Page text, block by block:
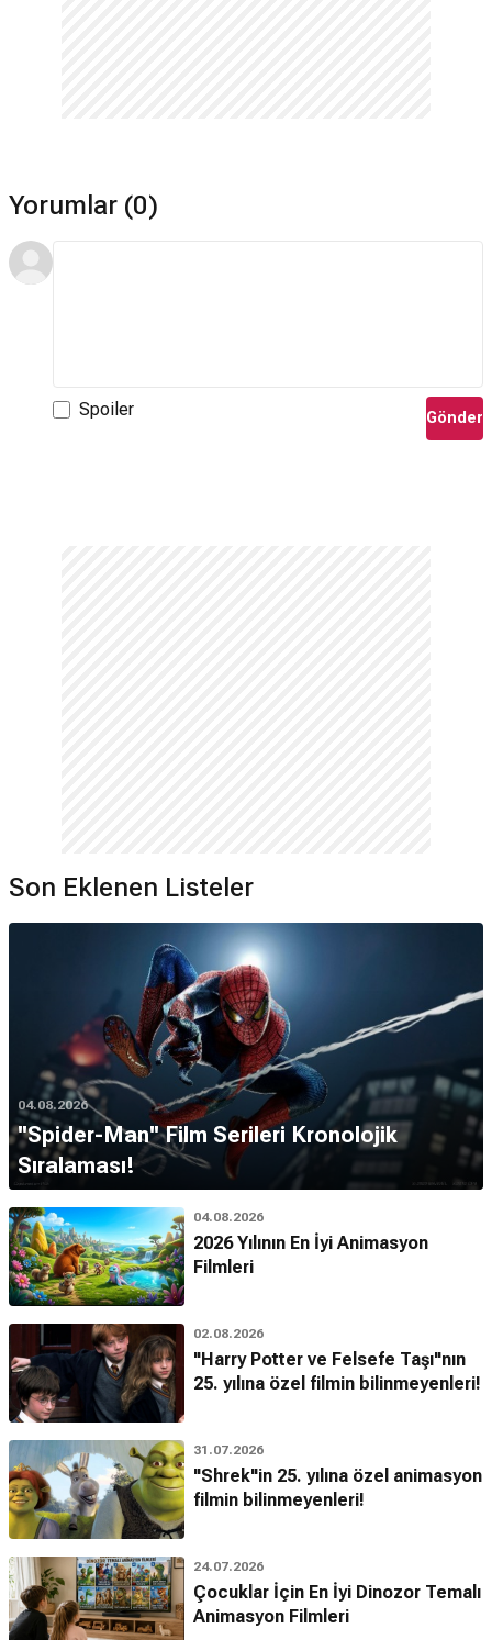
Yorumlar (0)
Spoiler Gönder
Son Eklenen Listeler
04.08.2026
''Spider-Man'' Film Serileri Kronolojik
Sıralaması!
04.08.2026
2026 Yılının En İyi Animasyon
Filmleri
02.08.2026
"Harry Potter ve Felsefe Taşı"nın
25. yılına özel filmin bilinmeyenleri!
31.07.2026
"Shrek"in 25. yılına özel animasyon
filmin bilinmeyenleri!
24.07.2026
Çocuklar İçin En İyi Dinozor Temalı
Animasyon Filmleri